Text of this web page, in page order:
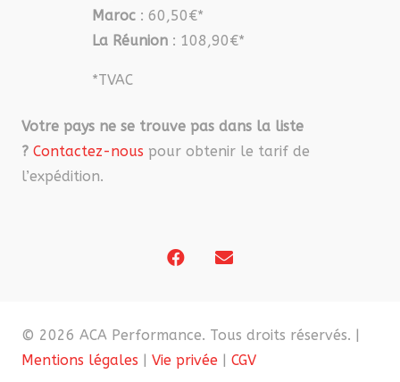
Maroc : 60,50€*
La Réunion : 108,90€*
*TVAC
Votre pays ne se trouve pas dans la liste
? Contactez-nous pour obtenir le tarif de
l’expédition.
© 2026 ACA Performance. Tous droits réservés. |
Mentions légales | Vie privée | CGV